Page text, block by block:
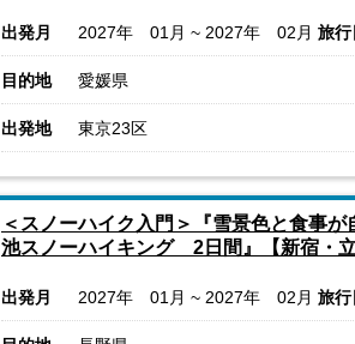
出発月 2027年 01月 ~ 2027年 02月 旅行
目的地 愛媛県
出発地 東京23区
＜スノーハイク入門＞『雪景色と食事
池スノーハイキング 2日間』【新宿・立
出発月 2027年 01月 ~ 2027年 02月 旅行